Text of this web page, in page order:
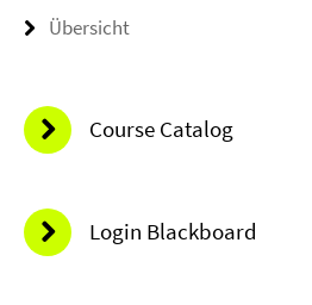
Übersicht
Course Catalog
Login Blackboard